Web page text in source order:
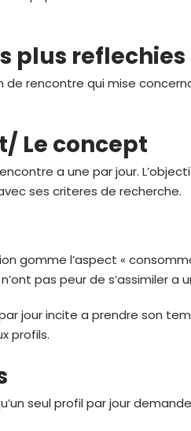
plus
rencontre qui mise
Le concept
a une par jour.
ses criteres de recherche.
gomme l’aspect «
pas peur de s’assimiler a
jour incite a prendre son
profils.
seul profil par jour